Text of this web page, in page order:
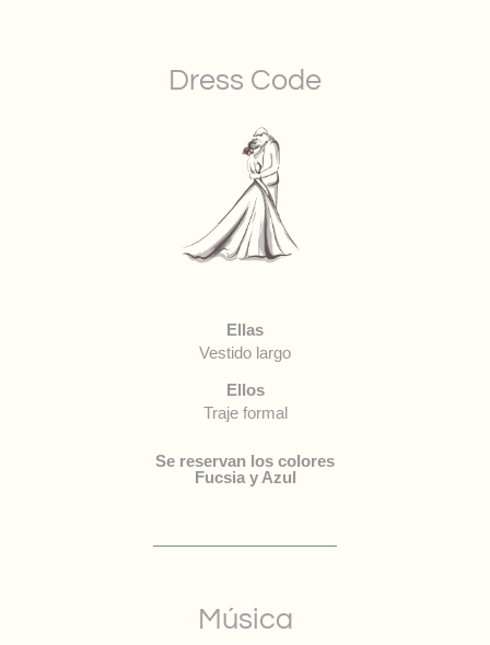
Dress Code
Ellas
Vestido largo
Ellos
Traje formal
Se reservan los colores
Fucsia y Azul
Música